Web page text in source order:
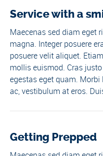
Service with a
Maecenas sed diam eget
magna. Integer posuere
posuere velit aliquet.
mollis euismod. Cras
egestas eget quam.
ac, vestibulum at eros.
Getting Prepped